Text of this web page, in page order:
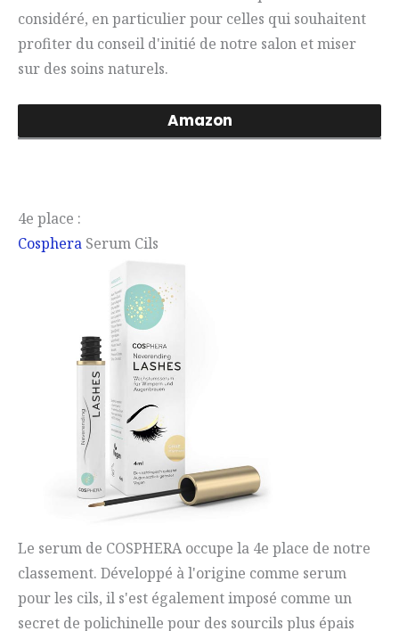
considéré, en particulier pour celles qui souhaitent
profiter du conseil d'initié de notre salon et miser
sur des soins naturels.
Amazon
4e place :
Cosphera Serum Cils
Le serum de COSPHERA occupe la 4e place de notre
classement. Développé à l'origine comme serum
pour les cils, il s'est également imposé comme un
secret de polichinelle pour des sourcils plus épais